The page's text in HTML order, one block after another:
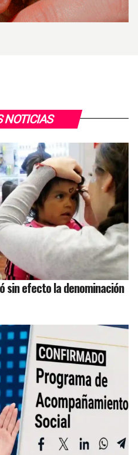
NOTICIAS
sin efecto la denominación